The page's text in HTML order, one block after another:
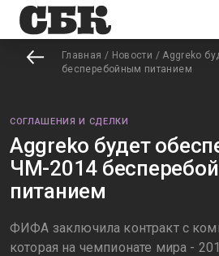
Главная / Новости / Aggreko
бесперебойным питанием
СОГЛАШЕНИЯ И СДЕЛКИ
Aggreko будет
ЧМ-2014
питанием
ФИФА заключила контракт с
которая на чемпионате мира -